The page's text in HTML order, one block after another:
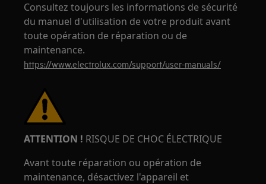
Consultez toujours les informations de sécurité
du manuel d'utilisation de votre produit avant
toute opération de réparation ou de
maintenance.
https://www.electrolux.com/support/user-manuals/
ATTENTION ! RISQUE DE CHOC ÉLECTRIQUE
Avant toute réparation ou opération de
maintenance, désactivez l'appareil et